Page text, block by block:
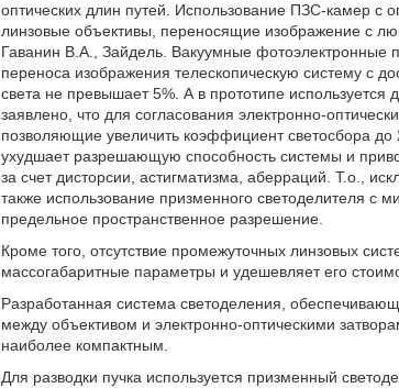
оптических длин путей. Использование ПЗС-камер с
линзовые объективы, переносящие изображение с
Гаванин В.А., Зайдель. Вакуумные фотоэлектронные
переноса изображения телескопическую систему с
света не превышает 5%. А в прототипе используется
заявлено, что для согласования электронно-
позволяющие увеличить коэффициент светосбора
ухудшает разрешающую способность системы и
за счет дисторсии, астигматизма, аберраций. Т.о.,
также использование призменного светоделителя с
предельное пространственное разрешение.
Кроме того, отсутствие промежуточных линзовых
массогабаритные параметры и удешевляет его
Разработанная система светоделения,
между объективом и электронно-оптическими
наиболее компактным.
Для разводки пучка используется призменный